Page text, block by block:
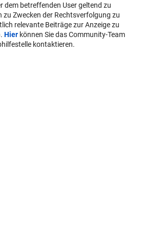
dem betreffenden User geltend zu
zu Zwecken der Rechtsverfolgung zu
relevante Beiträge zur Anzeige zu
Hier können Sie das Community-Team
kontaktieren.